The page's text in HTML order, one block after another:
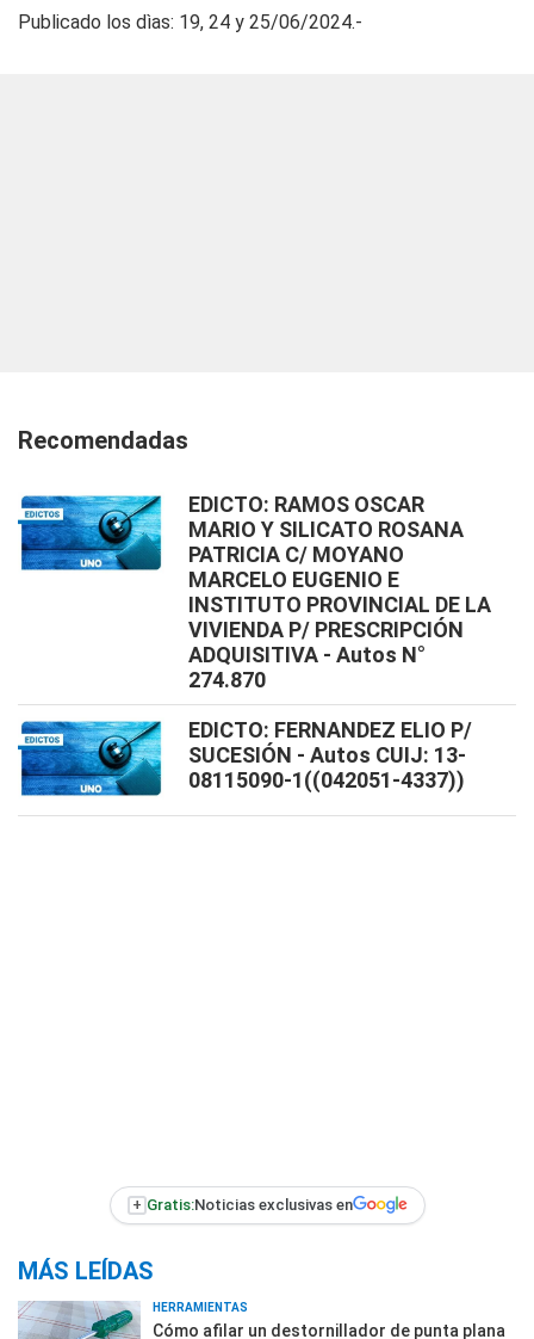
Publicado los dìas: 19, 24 y 25/06/2024.-
Recomendadas
EDICTO: RAMOS OSCAR
MARIO Y SILICATO ROSANA
PATRICIA C/ MOYANO
MARCELO EUGENIO E
INSTITUTO PROVINCIAL DE LA
VIVIENDA P/ PRESCRIPCIÓN
ADQUISITIVA - Autos N°
274.870
EDICTO: FERNANDEZ ELIO P/
SUCESIÓN - Autos CUIJ: 13-
08115090-1((042051-4337))
+ Gratis:Noticias exclusivas en
MÁS LEÍDAS
HERRAMIENTAS
Cómo afilar un destornillador de punta plana